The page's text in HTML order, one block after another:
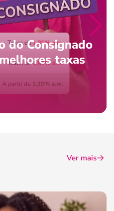
do Consignado
taxas
Ver mais